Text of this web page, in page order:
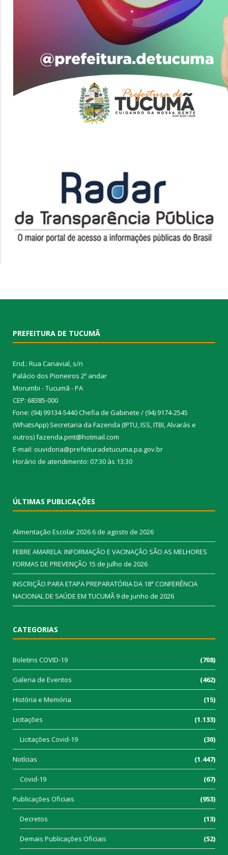
PREFEITURA DE TUCUMÃ
End.: Rua Canavial, s/n
Palácio dos Pioneiros 2º andar
Morumbi - Tucumã - PA
CEP: 68385-000
Fone: (94) 99134-5440 Chefia de Gabinete / (94) 9174-2545
(WhatsApp) Secretaria da Fazenda (IPTU, ISS, ITBI, Alvarás e
outros) fazenda.pmt@hotmail.com
E-mail: ouvidoria@prefeituradetucuma.pa.gov.br
Horário de atendimento: 07:30 às 13:30
ÚLTIMAS PUBLICAÇÕES
Alimentação Escolar 20266 de agosto de 2026
FEBRE AMARELA: INFORMAÇÃO E VACINAÇÃO SÃO AS MELHORES
FORMAS DE PREVENÇÃO 15 de julho de 2026
INSCRIÇÃO PARA ETAPA PREPARATÓRIA DA 18ª CONFERÊNCIA
NACIONAL DE SAÚDE EM TUCUMÃ9 de junho de 2026
CATEGORIAS
Boletins COVID-19 (708)
Galeria de Eventos (462)
História e Memória (15)
Licitações (1.133)
Licitações Covid-19 (30)
Notícias (1.447)
Covid-19 (67)
Publicações Oficiais (953)
Decretos (13)
Demais Publicações Oficiais (52)